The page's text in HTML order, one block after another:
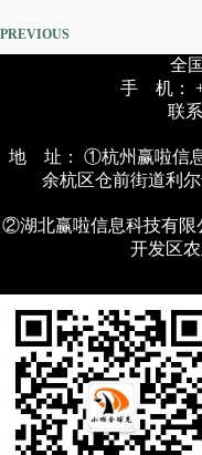
PREVIOUS
全
手 机：
联
地 址： ①杭州赢啦信
余杭区仓前街道利
②湖北赢啦信息科技有限
开发区